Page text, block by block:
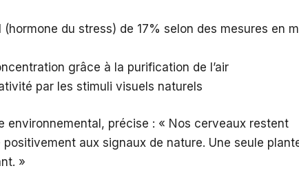
du stress) de 17% selon des mesures en
grâce à la purification de l’air
par les stimuli visuels naturels
environnemental, précise : « Nos cerveaux restent
aux signaux de nature. Une seule
»